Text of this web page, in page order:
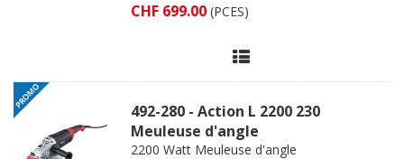
CHF 699.00 (PCES)
492-280 - Action L 2200 230
Meuleuse d'angle
2200 Watt Meuleuse d'angle